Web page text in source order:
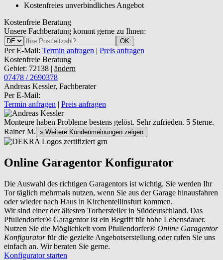
Kostenfreies unverbindliches Angebot
Kostenfreie Beratung
Unsere Fachberatung kommt gerne zu Ihnen:
OK
Per E-Mail: Termin anfragen | Preis anfragen
Kostenfreie Beratung
Gebiet: 72138 | ändern
07478 / 2690378
Andreas Kessler, Fachberater
Per E-Mail:
Termin anfragen | Preis anfragen
Monteure haben Probleme bestens gelöst. Sehr zufrieden. 5 Sterne.
Rainer M. » Weitere Kundenmeinungen zeigen
Online Garagentor Konfigurator
Die Auswahl des richtigen Garagentors ist wichtig. Sie werden Ihr
Tor täglich mehrmals nutzen, wenn Sie aus der Garage hinausfahren
oder wieder nach Haus in Kirchentellinsfurt kommen.
Wir sind einer der ältesten Torhersteller in Süddeutschland. Das
Pfullendorfer® Garagentor ist ein Begriff für hohe Lebensdauer.
Nutzen Sie die Möglichkeit vom Pfullendorfer® Online Garagentor
Konfiguratorfür die gezielte Angebotserstellung oder rufen Sie uns
einfach an. Wir beraten Sie gerne.
Konfigurator starten